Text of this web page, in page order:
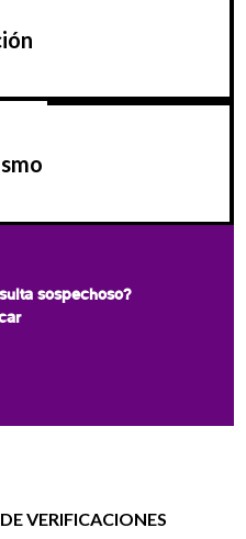
sospechoso?
VERIFICACIONES